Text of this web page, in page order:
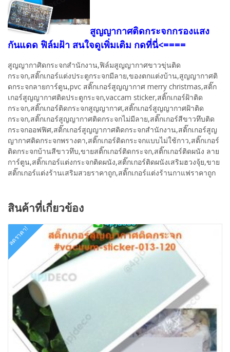
สูญญากาศติดกระจกกรองแสง
กันแดด ฟิล์มฝ้า สนใจดูเพิ่มเติม กดที่นี่<====
สูญญากาศิดกระจกสำนักงาน,ฟิล์มสูญญากาศขาวขุ่นติด
กระจก,สติ๊กเกอร์แต่งประตูกระจกมีลาย,ของตกแต่งบ้าน,สูญญากาศติ
ดกระจกลายการ์ตูน,pvc สติ๊กเกอร์สูญญากาศ merry christmas,สติ๊ก
เกอร์สูญญากาศติดประตูกระจก,vaccam sticker,สติ๊กเกอร์ฝ้าติด
กระจก,สติ๊กเกอร์ติดกระจกสูญญากาศ,สติ๊กเกอร์สูญญากาศฝ้าติด
กระจก,สติ๊กเกอร์สูญญากาศติดกระจกไม่มีลาย,สติ๊กเกอร์สีขาวทึบติด
กระจกออฟฟิศ,สติ๊กเกอร์สูญญากาศติดกระจกสำนักงาน,สติ๊กเกอร์สูญ
ญากาศติดกระจกพรางตา,สติ๊กเกอร์ติดกระจกแบบไม่ใช้กาว,สติ๊กเกอร์
ติดกระจกบ้านสีขาวทึบ,ขายสติ๊กเกอร์ติดกระจก,สติ๊กเกอร์ติดผนัง ลาย
การ์ตูน,สติ๊กเกอร์แต่งกระจกติดผนัง,สติ๊กเกอร์ติดผนังเสริมฮวงจุ้ย,ขาย
สติ๊กเกอร์แต่งร้านเสริมสวยราคาถูก,สติ๊กเกอร์แต่งร้านกาแฟราคาถูก
สินค้าที่เกี่ยวข้อง
ลดราคา!